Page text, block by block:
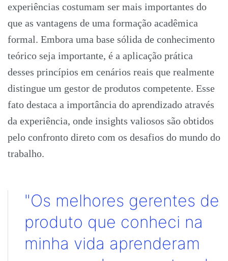
experiências costumam ser mais importantes do
que as vantagens de uma formação acadêmica
formal. Embora uma base sólida de conhecimento
teórico seja importante, é a aplicação prática
desses princípios em cenários reais que realmente
distingue um gestor de produtos competente. Esse
fato destaca a importância do aprendizado através
da experiência, onde insights valiosos são obtidos
pelo confronto direto com os desafios do mundo do
trabalho.
"Os melhores gerentes de
produto que conheci na
minha vida aprenderam